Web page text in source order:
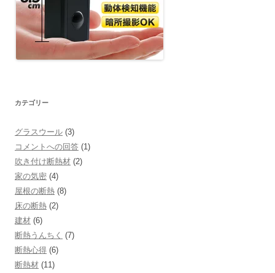
ョ
ン
カテゴリー
グラスウール (3)
コメントへの回答 (1)
吹き付け断熱材 (2)
家の気密 (4)
屋根の断熱 (8)
床の断熱 (2)
建材 (6)
断熱うんちく (7)
断熱心得 (6)
断熱材 (11)